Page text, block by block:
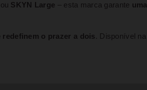
ou SKYN Large – esta marca garante uma
o prazer a dois
. Disponível na